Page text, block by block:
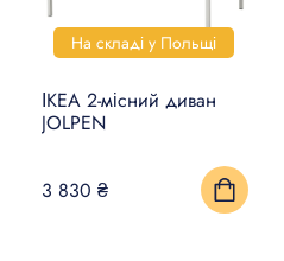
На складі у Польщі
ІКЕА 2-місний диван
JOLPEN
3 830 ₴